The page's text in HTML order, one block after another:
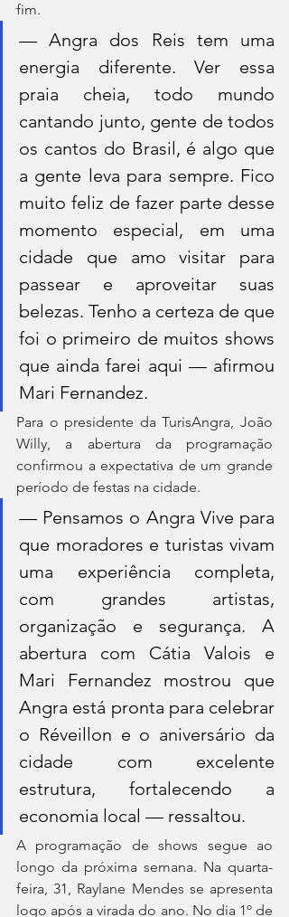
fim.
— Angra dos Reis tem uma
energia diferente. Ver essa
praia cheia, todo mundo
cantando junto, gente de todos
os cantos do Brasil, é algo que
a gente leva para sempre. Fico
muito feliz de fazer parte desse
momento especial, em uma
cidade que amo visitar para
passear e aproveitar suas
belezas. Tenho a certeza de que
foi o primeiro de muitos shows
que ainda farei aqui — afirmou
Mari Fernandez.
Para o presidente da TurisAngra, João
Willy, a abertura da programação
confirmou a expectativa de um grande
período de festas na cidade.
— Pensamos o Angra Vive para
que moradores e turistas vivam
uma experiência completa,
com grandes artistas,
organização e segurança. A
abertura com Cátia Valois e
Mari Fernandez mostrou que
Angra está pronta para celebrar
o Réveillon e o aniversário da
cidade com excelente
estrutura, fortalecendo a
economia local — ressaltou.
A programação de shows segue ao
longo da próxima semana. Na quarta-
feira, 31, Raylane Mendes se apresenta
logo após a virada do ano. No dia 1º de